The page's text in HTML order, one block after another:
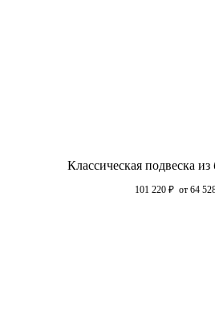
Классическая подвеска из
101 220 ₽ от 64